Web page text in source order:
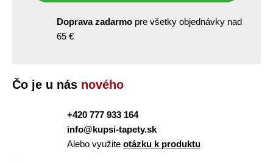
Doprava zadarmo pre všetky objednávky nad
65 €
Čo je u nás nového
+420 777 933 164
info@kupsi-tapety.sk
Alebo využite otázku k produktu